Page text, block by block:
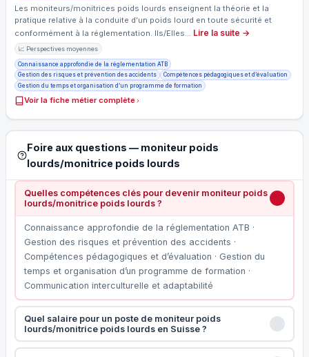
Les moniteurs/monitrices poids lourds enseignent la théorie et la
pratique relative à la conduite d’un poids lourd en toute sécurité et
conformément à la réglementation. Ils/Elles… Lire la suite →
📈 Perspectives moyennes
Connaissance approfondie de la réglementation ATB
Gestion des risques et prévention des accidents
Compétences pédagogiques et d’évaluation
Gestion du temps et organisation d’un programme de formation
Voir la fiche métier complète
Foire aux questions — moniteur poids
lourds/monitrice poids lourds
Quelles compétences clés pour devenir moniteur poids
lourds/monitrice poids lourds ?
Connaissance approfondie de la réglementation ATB ·
Gestion des risques et prévention des accidents ·
Compétences pédagogiques et d’évaluation · Gestion du
temps et organisation d’un programme de formation ·
Communication interculturelle et adaptabilité
Quel salaire pour un poste de moniteur poids
lourds/monitrice poids lourds en Suisse ?